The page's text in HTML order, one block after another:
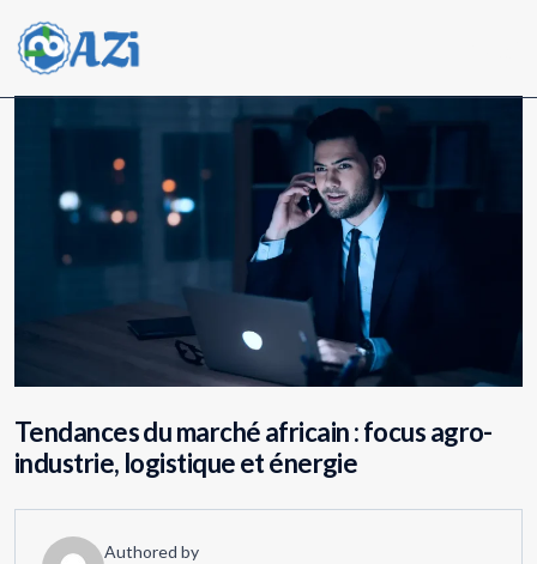
Tendances du marché africain : focus agro-
industrie, logistique et énergie
Authored by